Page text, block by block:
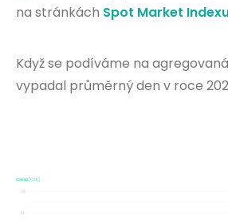
na stránkách Spot Market
Když se podíváme na
vypadal průměrný den v roce